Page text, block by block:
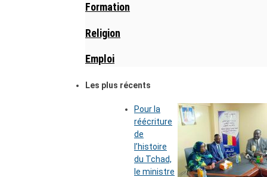
Formation
Religion
Emploi
Les plus récents
Pour la
réécriture
de
l’histoire
du Tchad,
le ministre